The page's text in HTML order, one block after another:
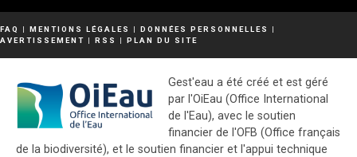
FAQ | MENTIONS LÉGALES | DONNÉES PERSONNELLES
|
AVERTISSEMENT | RSS | PLAN DU SITE
Gest'eau a été créé et est géré
par l'OiEau (Office International
de l'Eau), avec le soutien
financier de l'OFB (Office français
de la biodiversité), et le soutien financier et l'appui technique